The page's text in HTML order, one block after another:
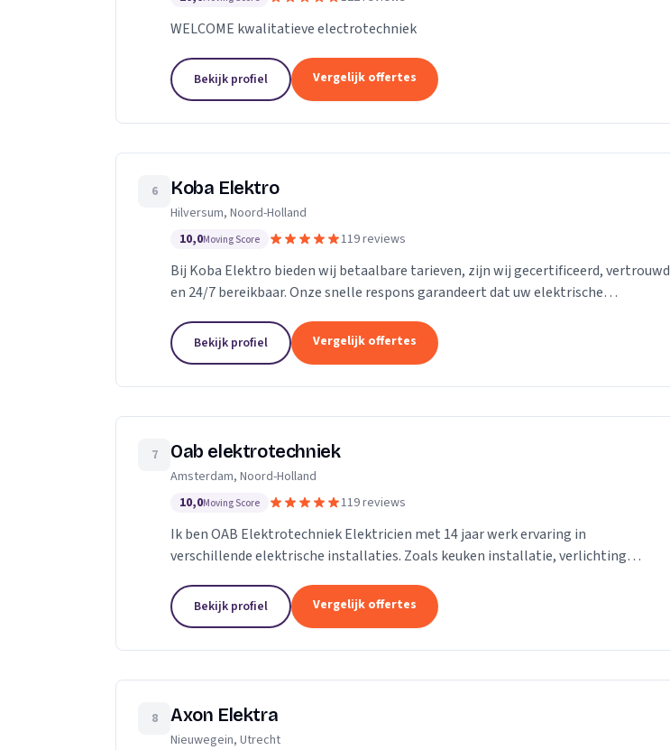
WELCOME kwalitatieve electrotechniek
Bekijk profiel Vergelijk offertes
6 Koba Elektro
Hilversum, Noord-Holland
10,0Moving Score 119 reviews
Bij Koba Elektro bieden wij betaalbare tarieven, zijn wij gecertificeerd, vertrouwd
en 24/7 bereikbaar. Onze snelle respons garandeert dat uw elektrische
Bekijk profiel Vergelijk offertes
7 Oab elektrotechniek
Amsterdam, Noord-Holland
10,0Moving Score 119 reviews
Ik ben OAB Elektrotechniek Elektricien met 14 jaar werk ervaring in
verschillende elektrische installaties. Zoals keuken installatie, verlichting
Bekijk profiel Vergelijk offertes
8 Axon Elektra
Nieuwegein, Utrecht